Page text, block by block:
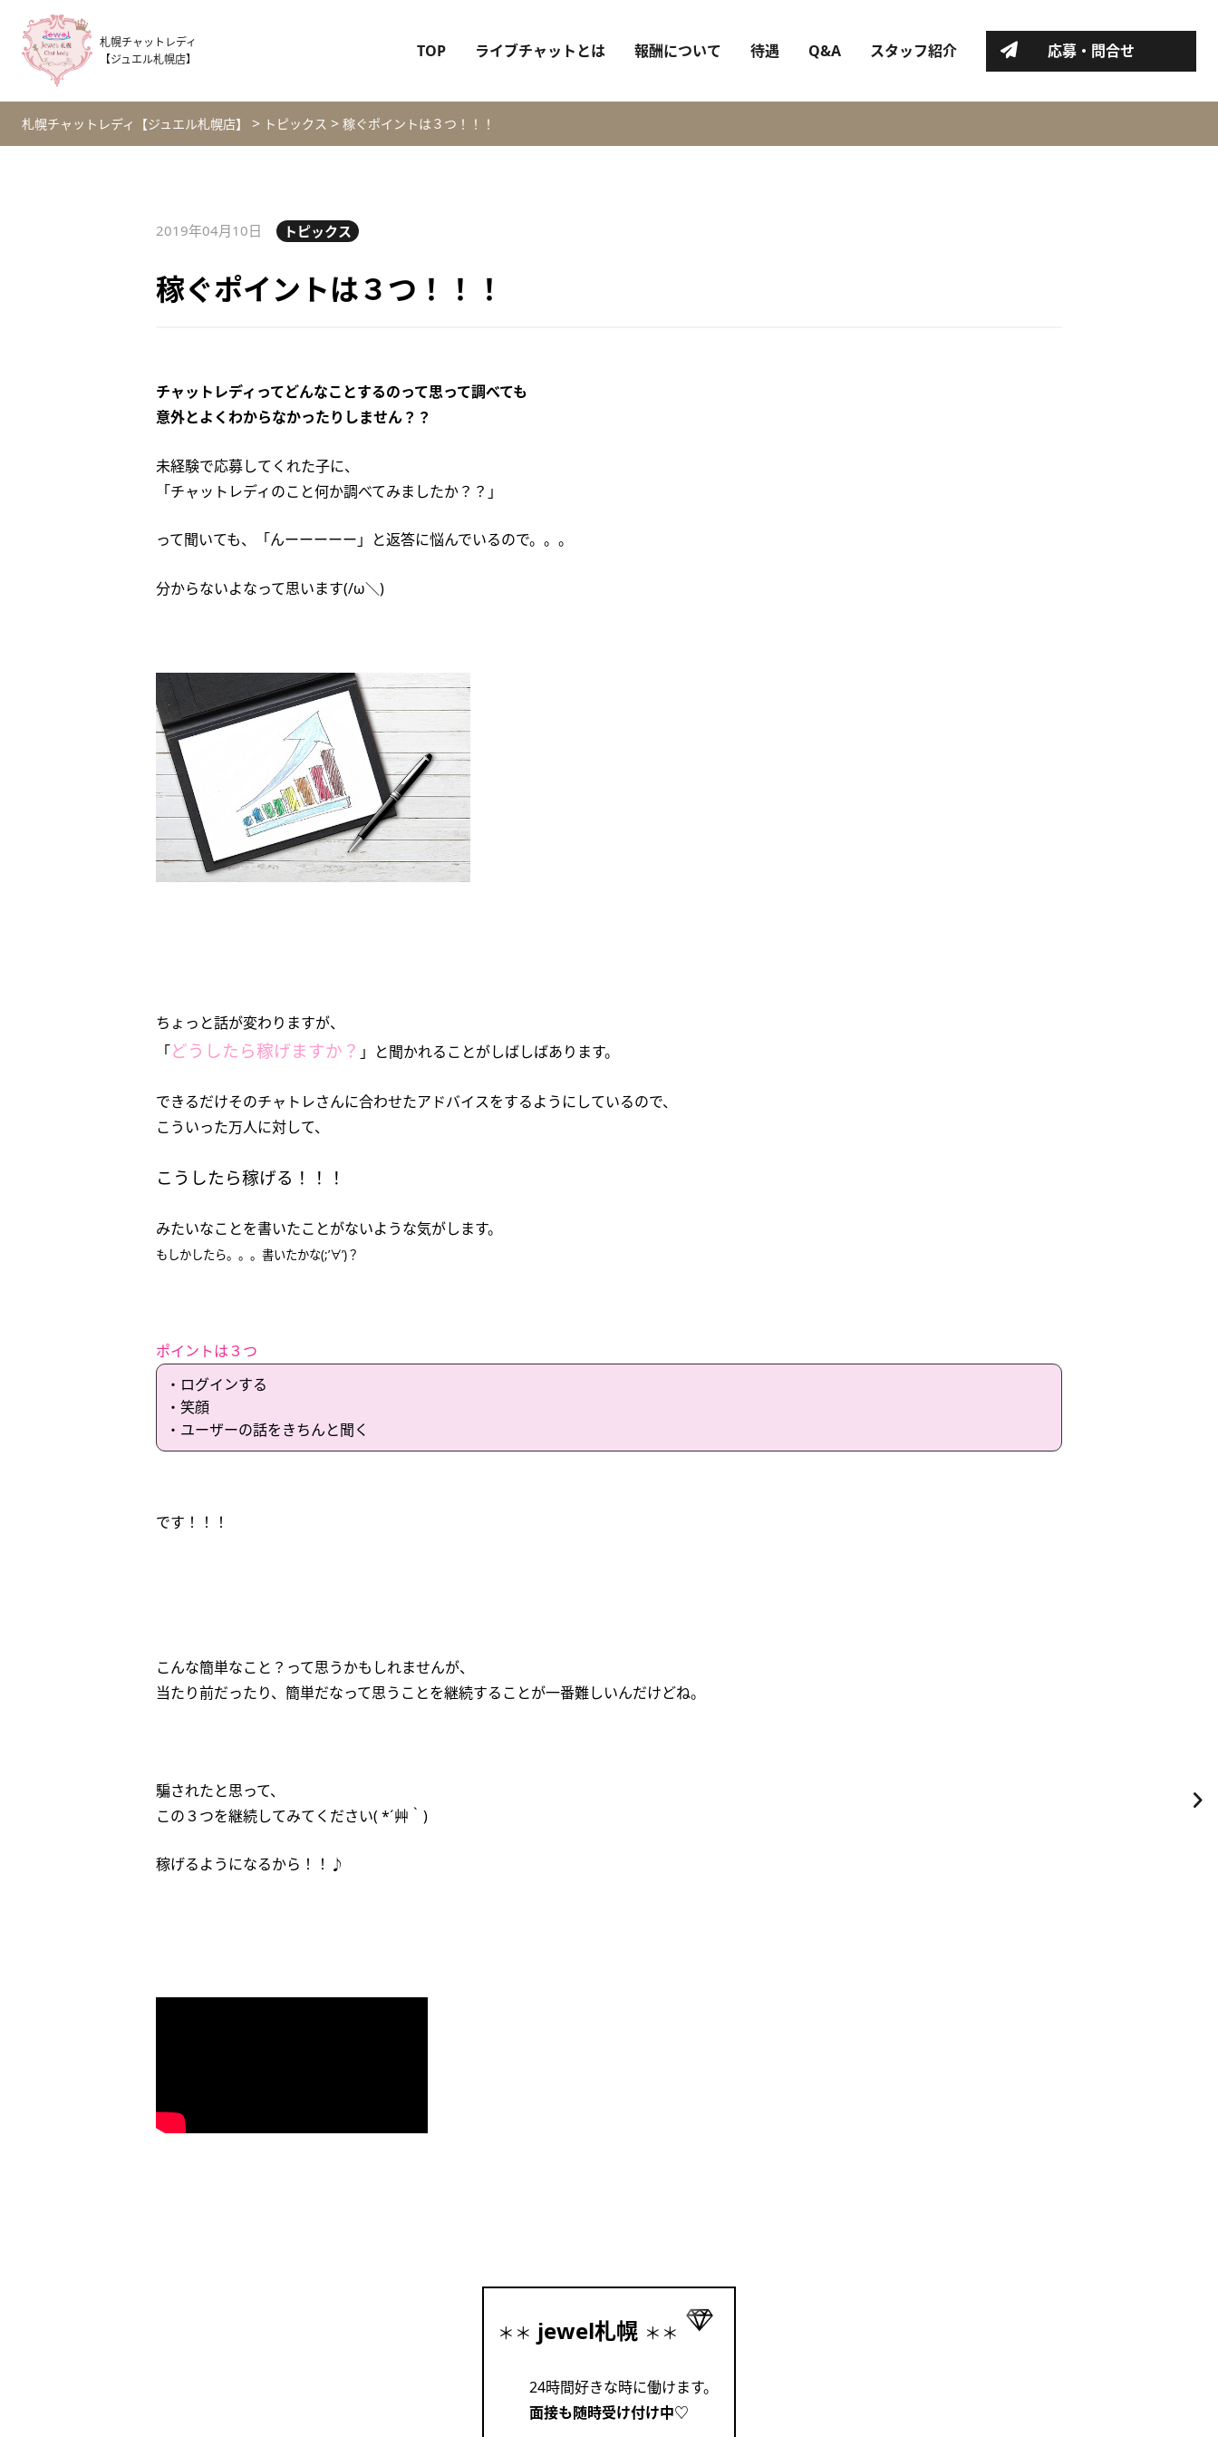
札幌チャットレディ
【ジュエル札幌店】
TOP ライブチャットとは 報酬について 待遇 Q&A スタッフ紹介 応募・問合せ
札幌チャットレディ【ジュエル札幌店】 > トピックス > 稼ぐポイントは３つ！！！
2019年04月10日 トピックス
稼ぐポイントは３つ！！！
チャットレディってどんなことするのって思って調べても
意外とよくわからなかったりしません？？
未経験で応募してくれた子に、
「チャットレディのこと何か調べてみましたか？？」
って聞いても、「んーーーーー」と返答に悩んでいるので。。。
分からないよなって思います(/ω＼)
ちょっと話が変わりますが、
「どうしたら稼げますか？ 」と聞かれることがしばしばあります。
できるだけそのチャトレさんに合わせたアドバイスをするようにしているので、
こういった万人に対して、
こうしたら稼げる！！！
みたいなことを書いたことがないような気がします。
もしかしたら。。。書いたかな(;’∀’)？
ポイントは３つ
・ログインする
・笑顔
・ユーザーの話をきちんと聞く
です！！！
こんな簡単なこと？って思うかもしれませんが、
当たり前だったり、簡単だなって思うことを継続することが一番難しいんだけどね。
騙されたと思って、
この３つを継続してみてください( *´艸｀)
稼げるようになるから！！♪
＊＊ jewel札幌 ＊＊
24時間好きな時に働けます。
面接も随時受け付け中♡